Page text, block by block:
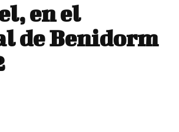
en el
de Benidorm